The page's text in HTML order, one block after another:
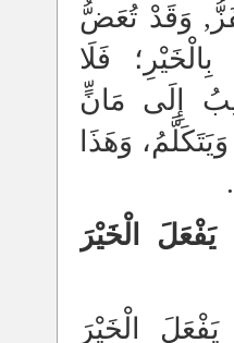
وَقَدْ تُعَضُّ
فَلَا
إِلَى مَانٍّ
وَهَذَا
الْخَيْرَ
الْخَيْرَ